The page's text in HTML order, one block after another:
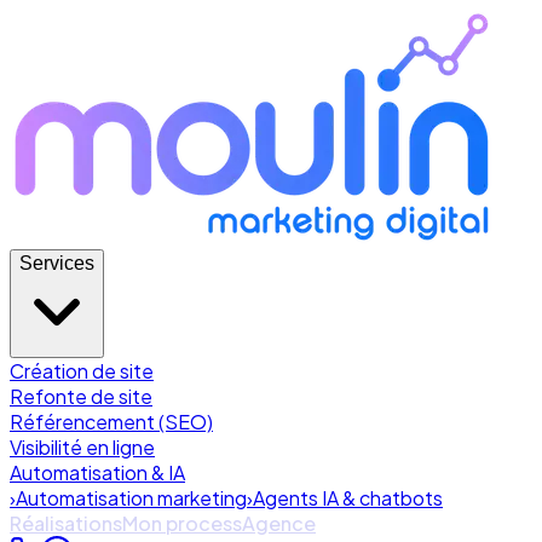
Services
Création de site
Refonte de site
Référencement (SEO)
Visibilité en ligne
Automatisation & IA
›Automatisation marketing›Agents IA & chatbots
RéalisationsMon processAgence